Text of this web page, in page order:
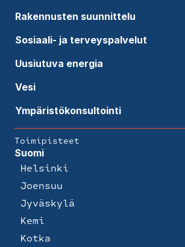
Rakennusten suunnittelu
Sosiaali- ja terveyspalvelut
Uusiutuva energia
Vesi
Ympäristökonsultointi
Toimipisteet
Suomi
Helsinki
Joensuu
Jyväskylä
Kemi
Kotka